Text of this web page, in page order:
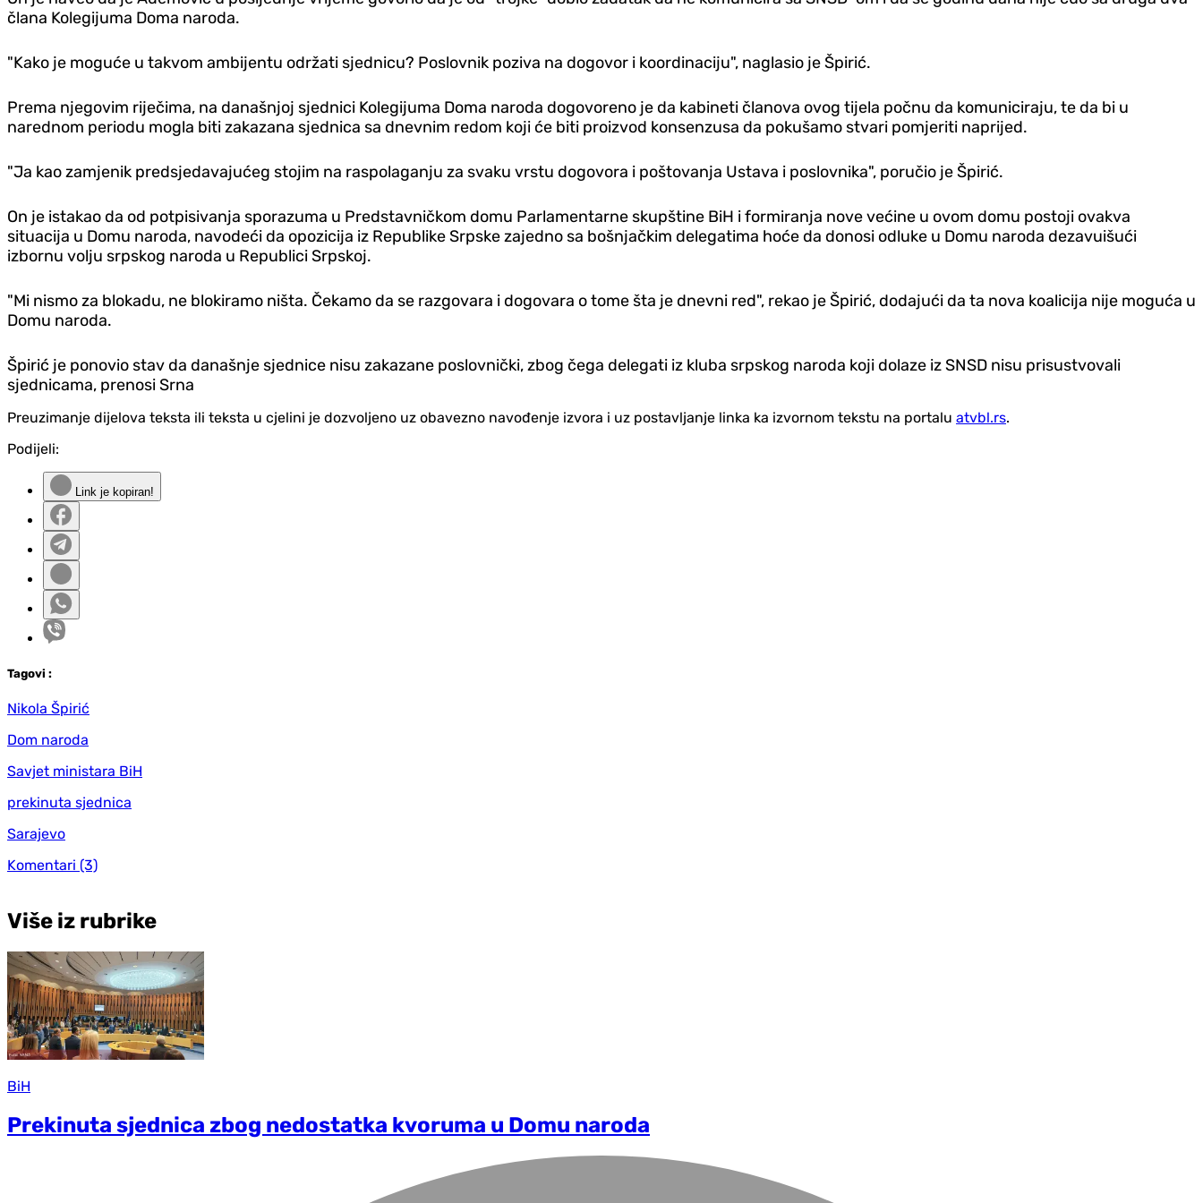
člana Kolegijuma Doma naroda.
"Kako je moguće u takvom ambijentu održati sjednicu? Poslovnik poziva na dogovor i koordinaciju", naglasio je Špirić.
Prema njegovim riječima, na današnjoj sjednici Kolegijuma Doma naroda dogovoreno je da kabineti članova ovog tijela počnu da komuniciraju, te da bi u
narednom periodu mogla biti zakazana sjednica sa dnevnim redom koji će biti proizvod konsenzusa da pokušamo stvari pomjeriti naprijed.
"Ja kao zamjenik predsjedavajućeg stojim na raspolaganju za svaku vrstu dogovora i poštovanja Ustava i poslovnika", poručio je Špirić.
On je istakao da od potpisivanja sporazuma u Predstavničkom domu Parlamentarne skupštine BiH i formiranja nove većine u ovom domu postoji ovakva
situacija u Domu naroda, navodeći da opozicija iz Republike Srpske zajedno sa bošnjačkim delegatima hoće da donosi odluke u Domu naroda dezavuišući
izbornu volju srpskog naroda u Republici Srpskoj.
"Mi nismo za blokadu, ne blokiramo ništa. Čekamo da se razgovara i dogovara o tome šta je dnevni red", rekao je Špirić, dodajući da ta nova koalicija nije moguća u
Domu naroda.
Špirić je ponovio stav da današnje sjednice nisu zakazane poslovnički, zbog čega delegati iz kluba srpskog naroda koji dolaze iz SNSD nisu prisustvovali
sjednicama, prenosi Srna
Preuzimanje dijelova teksta ili teksta u cjelini je dozvoljeno uz obavezno navođenje izvora i uz postavljanje linka ka izvornom tekstu na portalu atvbl.rs.
Podijeli:
Link je kopiran!
Tagovi :
Nikola Špirić
Dom naroda
Savjet ministara BiH
prekinuta sjednica
Sarajevo
Komentari (3)
Više iz rubrike
BiH
Prekinuta sjednica zbog nedostatka kvoruma u Domu naroda